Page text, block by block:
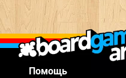
Помощь